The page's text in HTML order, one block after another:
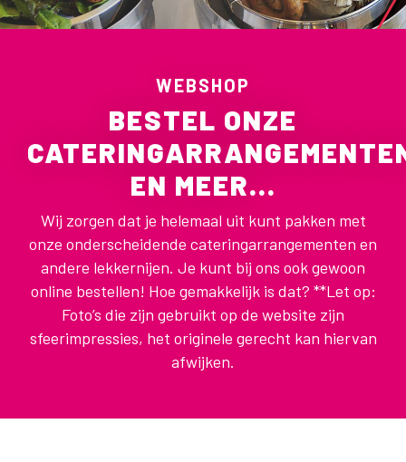
WEBSHOP
BESTEL ONZE
EN MEER...
Wij zorgen dat je helemaal uit kunt pakken met
onze onderscheidende cateringarrangementen en
andere lekkernijen. Je kunt bij ons ook gewoon
online bestellen! Hoe gemakkelijk is dat? **Let op:
Foto’s die zijn gebruikt op de website zijn
sfeerimpressies, het originele gerecht kan hiervan
afwijken.